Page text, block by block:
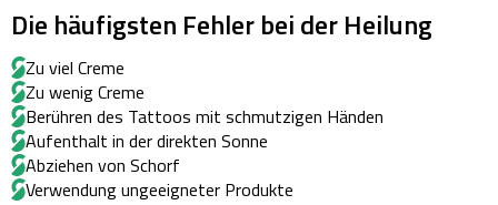
Die häufigsten Fehler bei der Heilung
Zu viel Creme
Zu wenig Creme
Berühren des Tattoos mit schmutzigen Händen
Aufenthalt in der direkten Sonne
Abziehen von Schorf
Verwendung ungeeigneter Produkte